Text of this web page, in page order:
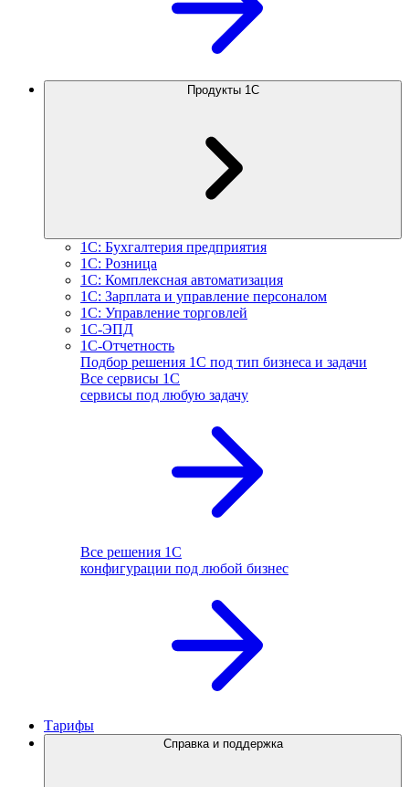
Продукты 1С
1С: Бухгалтерия предприятия
1С: Розница
1С: Комплексная автоматизация
1С: Зарплата и управление персоналом
1С: Управление торговлей
1С-ЭПД
1С-Отчетность
Подбор решения 1С под тип бизнеса и задачи
Все сервисы 1С
сервисы под любую задачу
Все решения 1С
конфигурации под любой бизнес
Тарифы
Справка и поддержка